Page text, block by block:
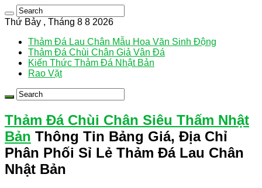
Thứ Bảy , Tháng 8 8 2026
Thảm Đá Lau Chân Mẫu Hoa Văn Sinh Động
Thảm Đá Chùi Chân Giả Vân Đá
Kiến Thức Thảm Đá Nhật Bản
Rao Vặt
Thảm Đá Chùi Chân Siêu Thấm Nhật
Bản Thông Tin Bảng Giá, Địa Chỉ
Phân Phối Sỉ Lẻ Thảm Đá Lau Chân
Nhật Bản